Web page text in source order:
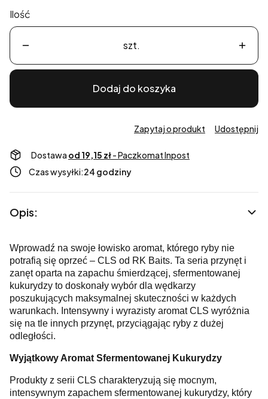
Ilość
szt.
Dodaj do koszyka
Zapytaj o produkt Udostępnij
Dostawa od 19,15 zł- Paczkomat Inpost
Czas wysyłki:24 godziny
Opis:
Wprowadź na swoje łowisko aromat, którego ryby nie
potrafią się oprzeć – CLS od RK Baits. Ta seria przynęt i
zanęt oparta na zapachu śmierdzącej, sfermentowanej
kukurydzy to doskonały wybór dla wędkarzy
poszukujących maksymalnej skuteczności w każdych
warunkach. Intensywny i wyrazisty aromat CLS wyróżnia
się na tle innych przynęt, przyciągając ryby z dużej
odległości.
Wyjątkowy Aromat Sfermentowanej Kukurydzy
Produkty z serii CLS charakteryzują się mocnym,
intensywnym zapachem sfermentowanej kukurydzy, który